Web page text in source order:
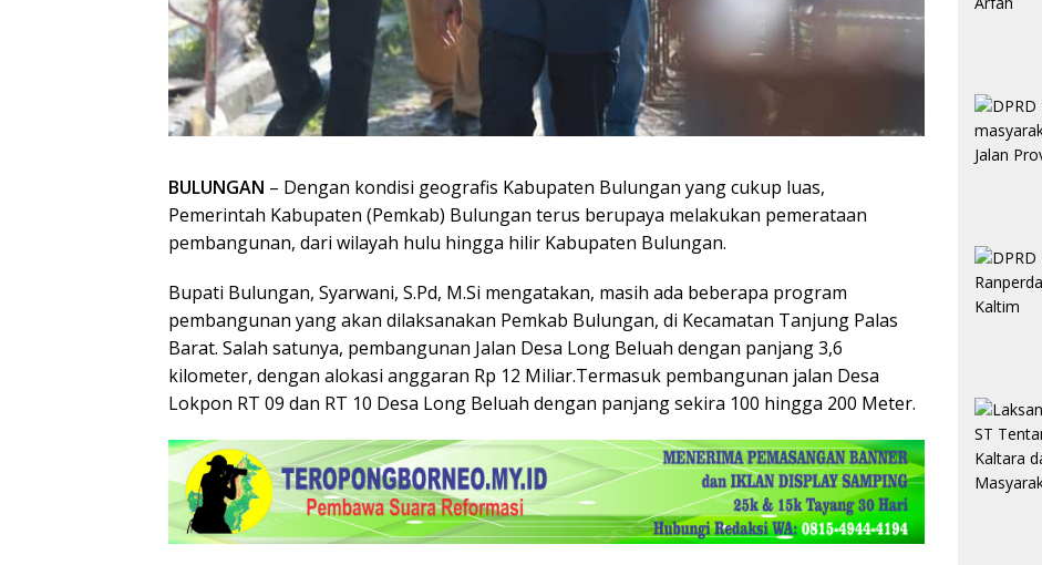
BULUNGAN – Dengan kondisi geografis Kabupaten Bulungan yang cukup luas,
Pemerintah Kabupaten (Pemkab) Bulungan terus berupaya melakukan pemerataan
pembangunan, dari wilayah hulu hingga hilir Kabupaten Bulungan.
Bupati Bulungan, Syarwani, S.Pd, M.Si mengatakan, masih ada beberapa program
pembangunan yang akan dilaksanakan Pemkab Bulungan, di Kecamatan Tanjung Palas
Barat. Salah satunya, pembangunan Jalan Desa Long Beluah dengan panjang 3,6
kilometer, dengan alokasi anggaran Rp 12 Miliar.Termasuk pembangunan jalan Desa
Lokpon RT 09 dan RT 10 Desa Long Beluah dengan panjang sekira 100 hingga 200 Meter.